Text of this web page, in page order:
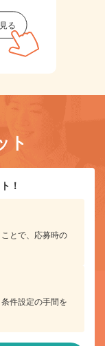
ト
！
とで、応募時の
件設定の手間を